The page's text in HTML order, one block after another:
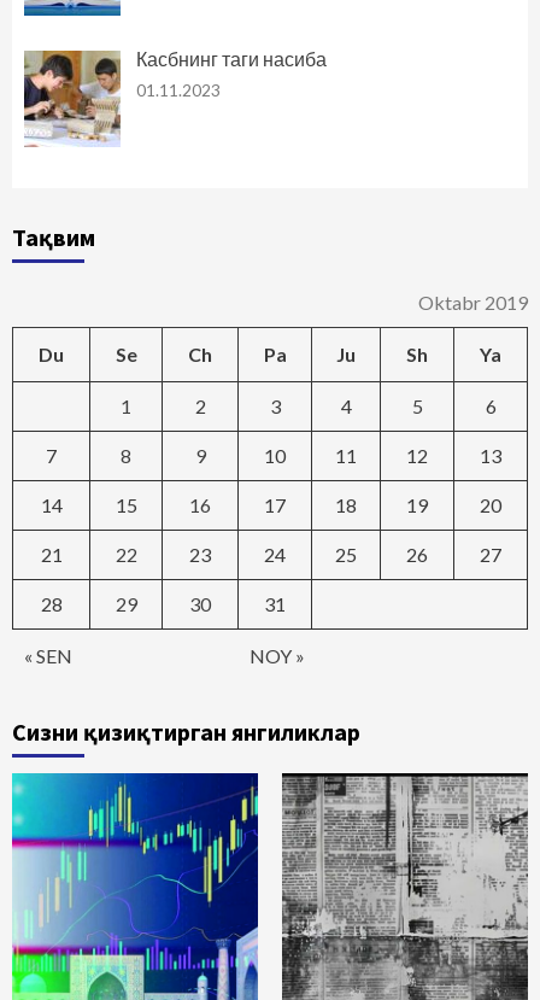
Касбнинг таги насиба
01.11.2023
Тақвим
Oktabr 2019
Du Se Ch Pa Ju Sh Ya
« SEN NOY »
1 2 3 4 5 6
7 8 9 10 11 12 13
14 15 16 17 18 19 20
21 22 23 24 25 26 27
28 29 30 31
Сизни қизиқтирган янгиликлар